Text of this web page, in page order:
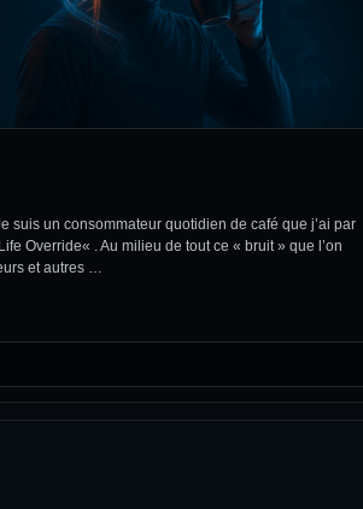
suis un consommateur quotidien de café que j’ai par
Override« . Au milieu de tout ce « bruit » que l’on
et autres …